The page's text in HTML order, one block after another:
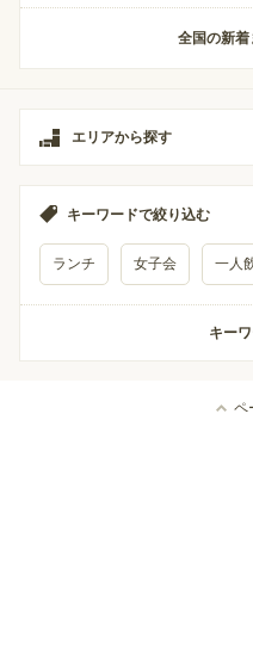
全国の新
エリアから探す
キーワードで絞り込む
ランチ 女子会 一人
キー
ペ